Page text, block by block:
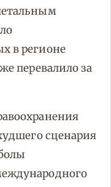
в регионе
перевалило за
сценария